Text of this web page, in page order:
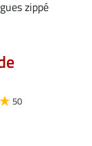
zippé
50